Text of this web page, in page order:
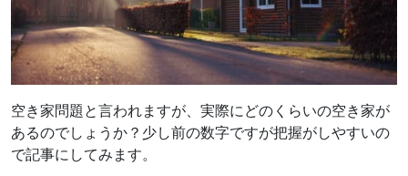
空き家問題と言われますが、実際にどのくらいの空き家が
あるのでしょうか？少し前の数字ですが把握がしやすいの
で記事にしてみます。